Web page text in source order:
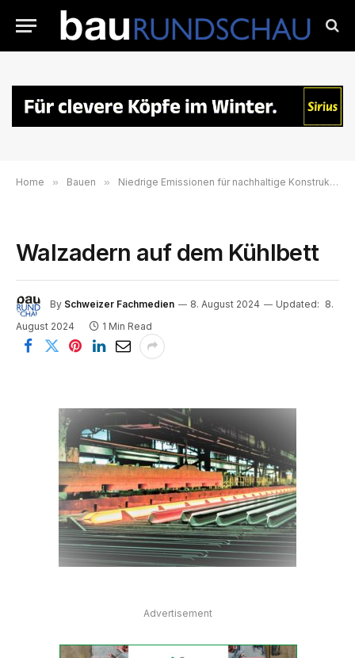
Home » Bauen » Niedrige Emissionen für nachhaltige Konstruktionen
Walzadern auf dem Kühlbett
By Schweizer Fachmedien 8. August 2024 Updated: 8.
August 2024
1 Min Read
Advertisement